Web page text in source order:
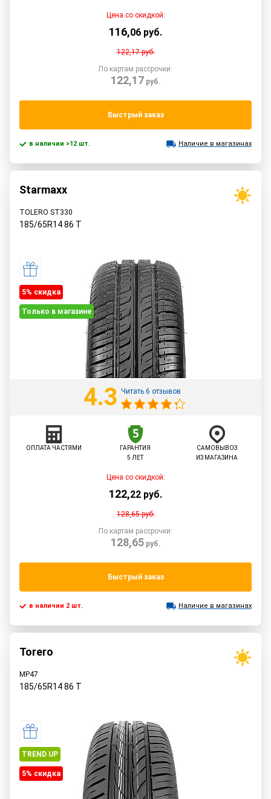
Цена со скидкой:
116,06 руб.
122,17руб.
По картам рассрочки:
122,17 руб.
Быстрый заказ
в наличии >12 шт. Наличие в магазинах
Starmaxx
TOLERO ST330
185/65R1486 T
5% cкидка
Только в магазине
4.3 Читать 6 отзывов
ОПЛАТА ЧАСТЯМИ
ГАРАНТИЯ
5 ЛЕТ
САМОВЫВОЗ
ИЗ МАГАЗИНА
Цена со скидкой:
122,22 руб.
128,65руб.
По картам рассрочки:
128,65руб.
Быстрый заказ
в наличии 2 шт. Наличие в магазинах
Torero
MP47
185/65R1486 T
TREND UP
5% cкидка